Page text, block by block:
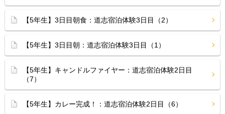
【5年生】3日目朝食：道志宿泊体験3日目（2）
【5年生】3日目朝：道志宿泊体験3日目（1）
【5年生】キャンドルファイヤー：道志宿泊体験2日目
（7）
【5年生】カレー完成！：道志宿泊体験2日目（6）